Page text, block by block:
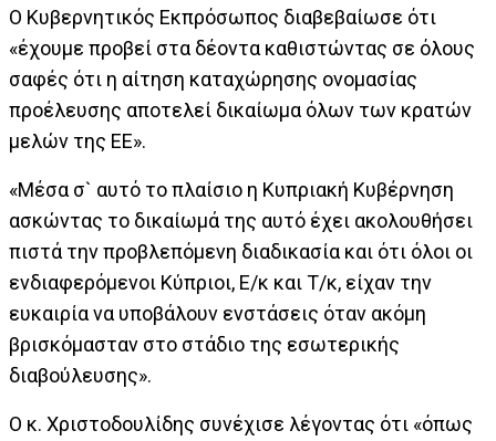
Ο Κυβερνητικός Εκπρόσωπος διαβεβαίωσε ότι
«έχουμε προβεί στα δέοντα καθιστώντας σε όλους
σαφές ότι η αίτηση καταχώρησης ονομασίας
προέλευσης αποτελεί δικαίωμα όλων των κρατών
μελών της ΕΕ».
«Μέσα σ` αυτό το πλαίσιο η Κυπριακή Κυβέρνηση
ασκώντας το δικαίωμά της αυτό έχει ακολουθήσει
πιστά την προβλεπόμενη διαδικασία και ότι όλοι οι
ενδιαφερόμενοι Κύπριοι, Ε/κ και Τ/κ, είχαν την
ευκαιρία να υποβάλουν ενστάσεις όταν ακόμη
βρισκόμασταν στο στάδιο της εσωτερικής
διαβούλευσης».
Ο κ. Χριστοδουλίδης συνέχισε λέγοντας ότι «όπως